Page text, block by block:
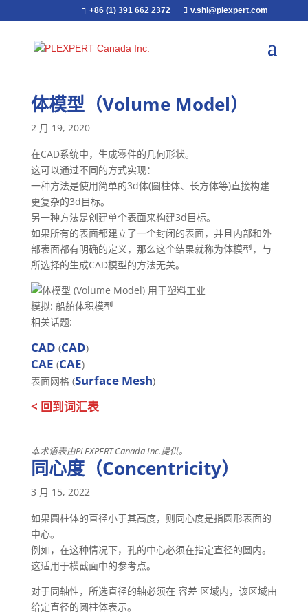
+86 (1) 391 662 2372 v.shi@plexpert.com
体模型（Volume Model）
2 月 19, 2020
在CAD系统中，生成零件的几何形状。
这可以通过不同的方式实现：
一种方法是使用简单的3d体(圆柱体、长方体等)直接构建
更复杂的3d目标。
另一种方法是创建单个表面来构建3d目标。
如果所有的表面都建立了一个封闭的表面，并且内部和外
部表面都有明确的定义，那么这个结果就称为体模型，与
所选择的生成CAD模型的方法无关。
模拟: 船舶体积模型
相关话题:
CAD (CAD)
CAE (CAE)
表面网格 (Surface Mesh)
< 回到词汇表
本术语表由PLEXPERT Canada Inc.提供。
同心度（Concentricity）
3 月 15, 2022
如果圆柱体的直径小于其高度，则同心度是指圆形表面的
中心。
例如，在这种情况下，孔的中心必须在指定直径的圆内。
这适用于横截面中的参考点。
对于同轴性，所选直径的轴必须在 容差 区域内，该区域由
给定直径的圆柱体表示。